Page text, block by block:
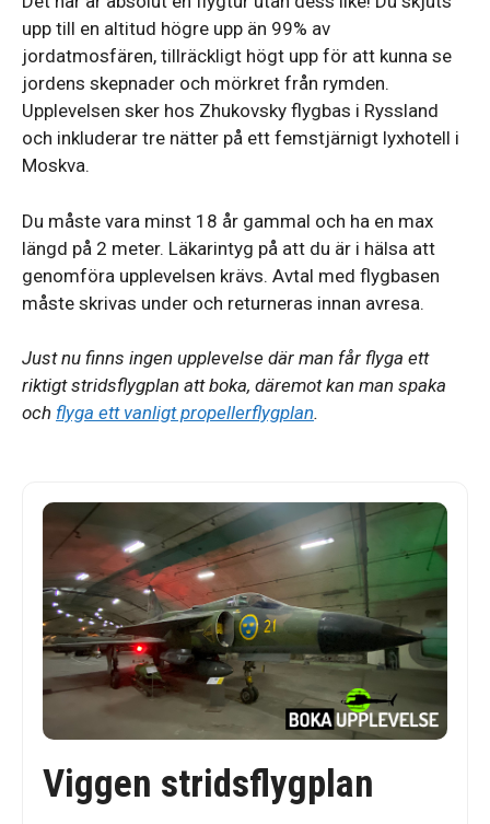
upp till en altitud högre upp än 99% av
jordatmosfären, tillräckligt högt upp för att kunna se
jordens skepnader och mörkret från rymden.
Upplevelsen sker hos Zhukovsky flygbas i Ryssland
och inkluderar tre nätter på ett femstjärnigt lyxhotell i
Moskva.
Du måste vara minst 18 år gammal och ha en max
längd på 2 meter. Läkarintyg på att du är i hälsa att
genomföra upplevelsen krävs. Avtal med flygbasen
måste skrivas under och returneras innan avresa.
Just nu finns ingen upplevelse där man får flyga ett
riktigt stridsflygplan att boka, däremot kan man spaka
och flyga ett vanligt propellerflygplan.
Viggen stridsflygplan